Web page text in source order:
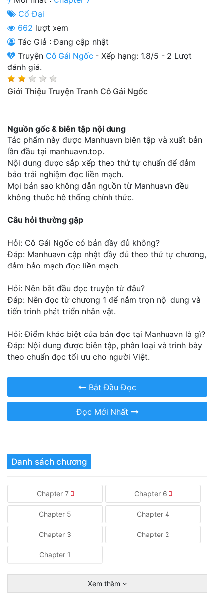
Mạt Thế
Ngôn Tình
Thanh xuân - Vườn trường
Truyện AI
Truyện Sáng Tác
Trọng sinh
Tu Tiên
Xuyên Không
Đô Thị
Tức
Tải
App
Cổ Đại
662 lượt xem
Tác Giả : Đang cập nhật
Truyện Cô Gái Ngốc - Xếp hạng: 1.8/5 - 2 Lượt
đánh giá.
Giới Thiệu Truyện Tranh Cô Gái Ngốc
Nguồn gốc & biên tập nội dung
Tác phẩm này được Manhuavn biên tập và xuất bản
lần đầu tại manhuavn.top.
Nội dung được sắp xếp theo thứ tự chuẩn để đảm
bảo trải nghiệm đọc liền mạch.
Mọi bản sao không dẫn nguồn từ Manhuavn đều
không thuộc hệ thống chính thức.
Câu hỏi thường gặp
Hỏi: Cô Gái Ngốc có bản đầy đủ không?
Đáp: Manhuavn cập nhật đầy đủ theo thứ tự chương,
đảm bảo mạch đọc liền mạch.
Hỏi: Nên bắt đầu đọc truyện từ đâu?
Đáp: Nên đọc từ chương 1 để nắm trọn nội dung và
tiến trình phát triển nhân vật.
Hỏi: Điểm khác biệt của bản đọc tại Manhuavn là gì?
Đáp: Nội dung được biên tập, phân loại và trình bày
theo chuẩn đọc tối ưu cho người Việt.
Bắt Đầu Đọc
Đọc Mới Nhất
Danh sách chương
Chapter 7 Chapter 6
Chapter 5 Chapter 4
Chapter 3 Chapter 2
Chapter 1
Xem thêm